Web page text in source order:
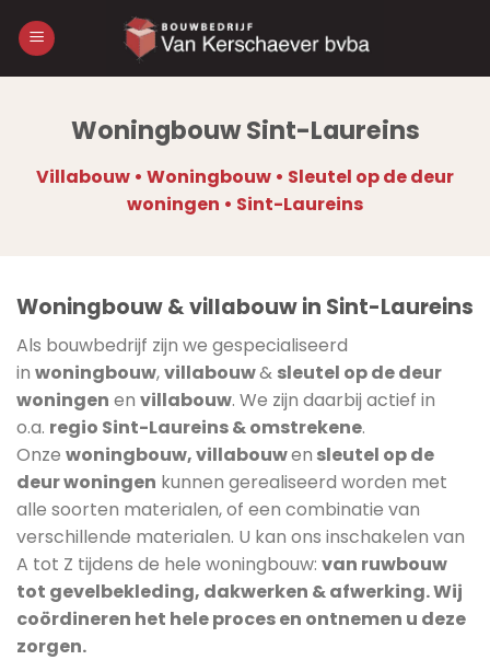
Woningbouw Sint-Laureins
Villabouw • Woningbouw • Sleutel op de deur
woningen • Sint-Laureins
Woningbouw & villabouw in Sint-Laureins
Als bouwbedrijf zijn we gespecialiseerd
in woningbouw,villabouw& sleutel op de deur
woningen en villabouw. We zijn daarbij actief in
o.a. regio Sint-Laureins & omstrekene.
Onze woningbouw, villabouwen sleutel op de
deur woningen kunnen gerealiseerd worden met
alle soorten materialen, of een combinatie van
verschillende materialen. U kan ons inschakelen van
A tot Z tijdens de hele woningbouw: van ruwbouw
tot gevelbekleding, dakwerken & afwerking. Wij
coördineren het hele proces en ontnemen u deze
zorgen.